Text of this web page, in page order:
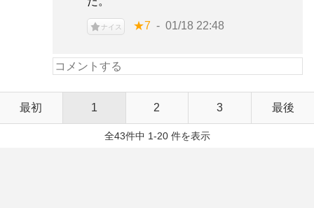
ナイス ★7 01/18 22:48
最初 1 2 3 最後
全43件中 1-20 件を表示